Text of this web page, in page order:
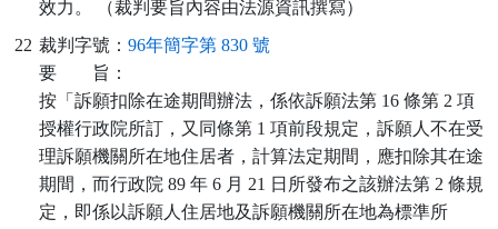
效力。 （裁判要旨內容由法源資訊撰寫）
22 裁判字號： 96年簡字第 830 號
要
旨：
按「訴願扣除在途期間辦法，係依訴願法第 16 條第 2 項
授權行政院所訂，又同條第 1 項前段規定，訴願人不在受
理訴願機關所在地住居者，計算法定期間，應扣除其在途
期間，而行政院 89 年 6 月 21 日所發布之該辦法第 2 條規
定，即係以訴願人住居地及訴願機關所在地為標準所